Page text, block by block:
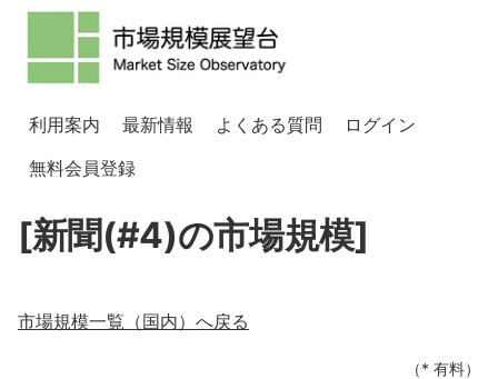
利用案内 最新情報 よくある質問
ログイン
無料会員登録
[新聞(#4)の市場規模]
市場規模一覧（国内）へ戻る
（* 有料）